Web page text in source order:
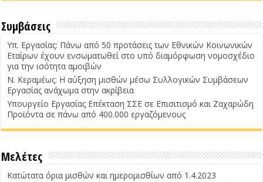
Συμβάσεις
Υπ. Εργασίας: Πάνω από 50 προτάσεις των Εθνικών Κοινωνικών
Εταίρων έχουν ενσωματωθεί στο υπό διαμόρφωση νομοσχέδιο
για την ισότητα αμοιβών
Ν. Κεραμέως: Η αύξηση μισθών μέσω Συλλογικών Συμβάσεων
Εργασίας ανάχωμα στην ακρίβεια
Υπουργείο Εργασίας Επέκταση ΣΣΕ σε Επισιτισμό και Ζαχαρώδη
Προϊόντα σε πάνω από 400.000 εργαζόμενους
Μελέτες
Κατώτατα όρια μισθών και ημερομισθίων από 1.4.2023